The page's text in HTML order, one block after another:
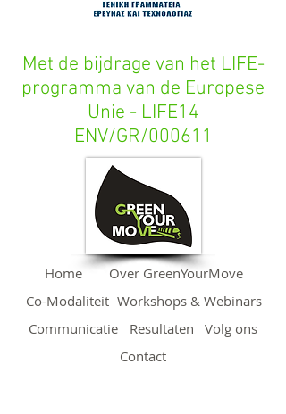
Home
Over GreenYourMove
Co-Modaliteit Workshops & Webinars
Communicatie
Resultaten
Volg ons
Contact
Met de bijdrage van het LIFE-
programma van de Europese
Unie - LIFE14
ENV/GR/000611